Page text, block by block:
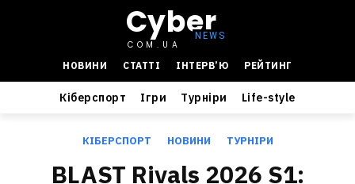
Cyber
COM.UA
НОВИНИ
СТАТТІ ІНТЕРВ’Ю РЕЙТИНГ
Кіберспорт Ігри Турніри Life-style
КІБЕРСПОРТ НОВИНИ ТУРНІРИ
BLAST Rivals 2026 S1: